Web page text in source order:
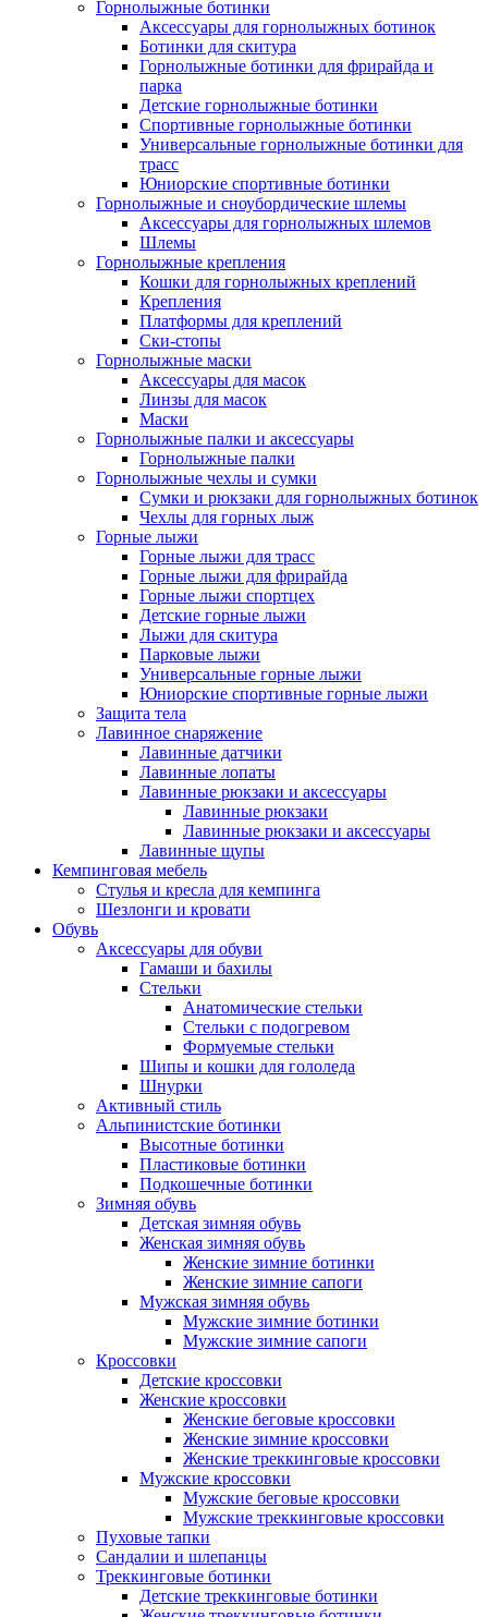
Горнолыжные ботинки
Аксессуары для горнолыжных ботинок
Ботинки для скитура
Горнолыжные ботинки для фрирайда и
парка
Детские горнолыжные ботинки
Спортивные горнолыжные ботинки
Универсальные горнолыжные ботинки для
трасс
Юниорские спортивные ботинки
Горнолыжные и сноубордические шлемы
Аксессуары для горнолыжных шлемов
Шлемы
Горнолыжные крепления
Кошки для горнолыжных креплений
Крепления
Платформы для креплений
Ски-стопы
Горнолыжные маски
Аксессуары для масок
Линзы для масок
Маски
Горнолыжные палки и аксессуары
Горнолыжные палки
Горнолыжные чехлы и сумки
Сумки и рюкзаки для горнолыжных ботинок
Чехлы для горных лыж
Горные лыжи
Горные лыжи для трасс
Горные лыжи для фрирайда
Горные лыжи спортцех
Детские горные лыжи
Лыжи для скитура
Парковые лыжи
Универсальные горные лыжи
Юниорские спортивные горные лыжи
Защита тела
Лавинное снаряжение
Лавинные датчики
Лавинные лопаты
Лавинные рюкзаки и аксессуары
Лавинные рюкзаки
Лавинные рюкзаки и аксессуары
Лавинные щупы
Кемпинговая мебель
Стулья и кресла для кемпинга
Шезлонги и кровати
Обувь
Аксессуары для обуви
Гамаши и бахилы
Стельки
Анатомические стельки
Стельки с подогревом
Формуемые стельки
Шипы и кошки для гололеда
Шнурки
Активный стиль
Альпинистские ботинки
Высотные ботинки
Пластиковые ботинки
Подкошечные ботинки
Зимняя обувь
Детская зимняя обувь
Женская зимняя обувь
Женские зимние ботинки
Женские зимние сапоги
Мужская зимняя обувь
Мужские зимние ботинки
Мужские зимние сапоги
Кроссовки
Детские кроссовки
Женские кроссовки
Женские беговые кроссовки
Женские зимние кроссовки
Женские треккинговые кроссовки
Мужские кроссовки
Мужские беговые кроссовки
Мужские треккинговые кроссовки
Пуховые тапки
Сандалии и шлепанцы
Треккинговые ботинки
Детские треккинговые ботинки